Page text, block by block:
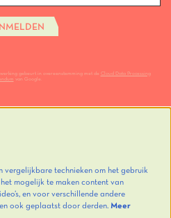
gebeurt in overeenstemming met de Cloud Data Processing
van Google.
vergelijkbare technieken om het gebruik
mogelijk te maken content van
en voor verschillende andere
ook geplaatst door derden. Meer